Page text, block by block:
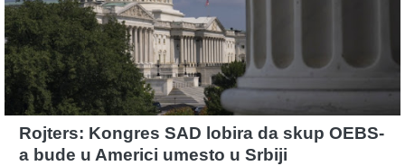
Rojters: Kongres SAD lobira da skup OEBS-
a bude u Americi umesto u Srbiji